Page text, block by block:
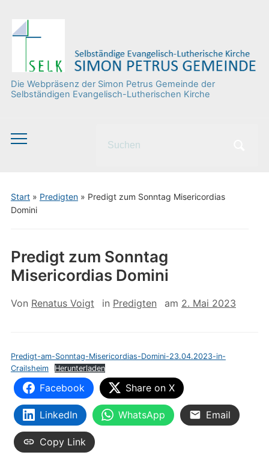
Die Webpräsenz der Simon Petrus Gemeinde der
Selbständigen Evangelisch-Lutherischen Kirche
Toggle
for:
Start» Predigten» Predigt zum Sonntag Misericordias
Domini
Predigt zum Sonntag
Misericordias Domini
Von Renatus Voigt in Predigten am 2. Mai 2023
Predigt-am-Sonntag-Misericordias-Domini-23.04.2023-in-
Crailsheim
Herunterladen
Facebook Share on X
LinkedIn WhatsApp Email
Copy Link